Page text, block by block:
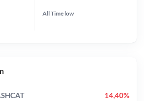
All Time low
14,40%